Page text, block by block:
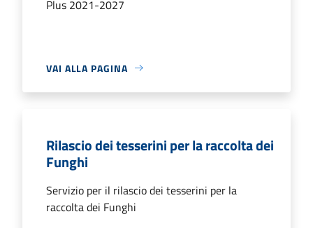
Plus 2021-2027
VAI ALLA PAGINA
Rilascio dei tesserini per la raccolta dei
Funghi
Servizio per il rilascio dei tesserini per la
raccolta dei Funghi